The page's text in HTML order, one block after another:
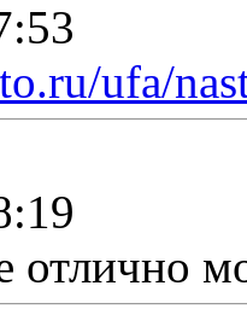
ufa/
отлично